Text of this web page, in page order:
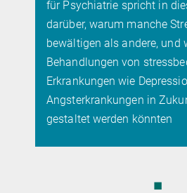
in diesem Podcast
Stress besser
und wie
stressbedingten
Depressionen und
in Zukunft individuell
könnten
◼